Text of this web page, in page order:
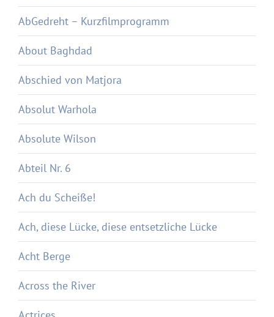
AbGedreht – Kurzfilmprogramm
About Baghdad
Abschied von Matjora
Absolut Warhola
Absolute Wilson
Abteil Nr. 6
Ach du Scheiße!
Ach, diese Lücke, diese entsetzliche Lücke
Acht Berge
Across the River